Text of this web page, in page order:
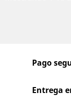
Pago
Entrega